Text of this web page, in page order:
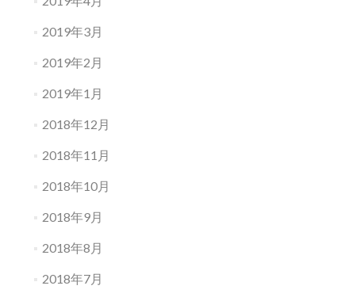
2019年3月
2019年2月
2019年1月
2018年12月
2018年11月
2018年10月
2018年9月
2018年8月
2018年7月